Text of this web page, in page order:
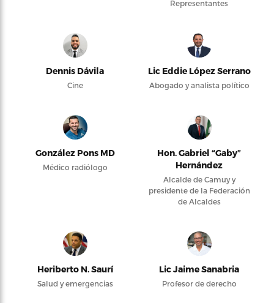
Representantes
Dennis Dávila
Cine
Lic Eddie López Serrano
Abogado y analista político
González Pons MD
Médico radiólogo
Hon. Gabriel “Gaby”
Hernández
Alcalde de Camuy y
presidente de la Federación
de Alcaldes
Heriberto N. Saurí
Salud y emergencias
Lic Jaime Sanabria
Profesor de derecho